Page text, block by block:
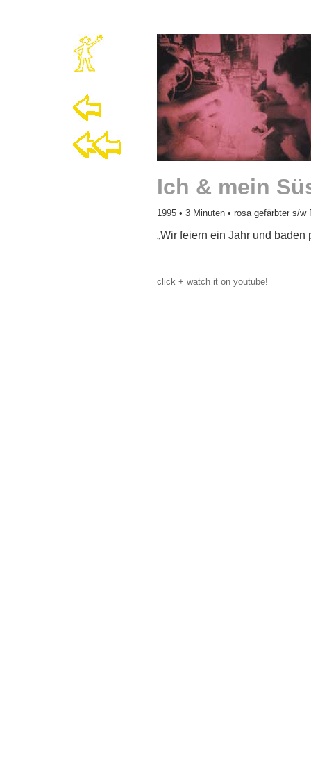
Ich & mein
1995 • 3 Minuten • rosa gefärbter s/w
„Wir feiern ein Jahr und baden
click + watch it on youtube!